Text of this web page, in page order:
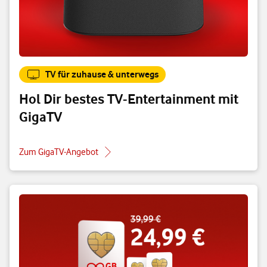
TV für zuhause & unterwegs
Hol Dir bestes TV-Entertainment mit
GigaTV
Zum GigaTV-Angebot